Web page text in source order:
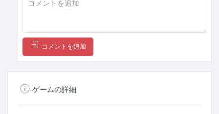
コメントを追加
ゲームの詳細